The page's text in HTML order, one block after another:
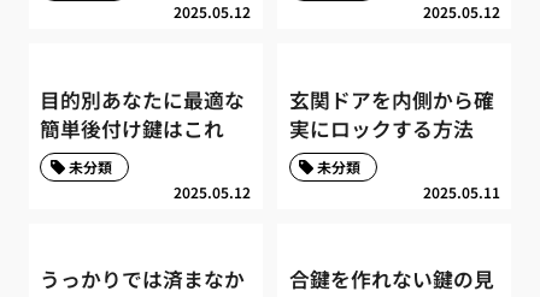
2025.05.12 2025.05.12
目的別あなたに最適な
簡単後付け鍵はこれ
2025.05.12
未分類
玄関ドアを内側から確
実にロックする方法
2025.05.11
未分類
うっかりでは済まなか
合鍵を作れない鍵の見